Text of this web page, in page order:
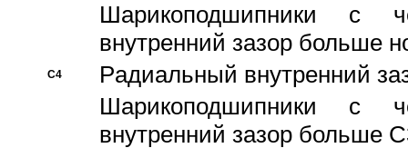
Шарикоподшипники с
внутренний зазор больше
C4
Pадиальный внутренний
Шарикоподшипники с
внутренний зазор больше